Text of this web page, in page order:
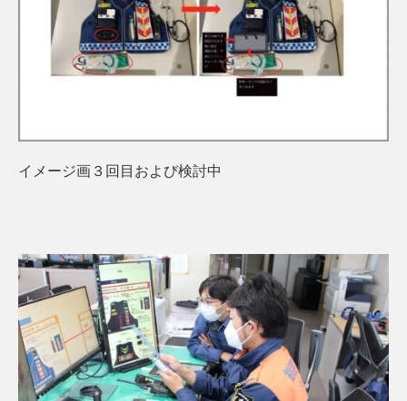
イメージ画３回目および検討中